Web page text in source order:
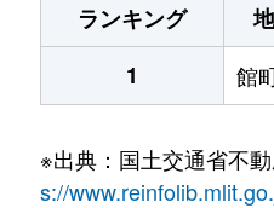
ランキング
1
館
※出典：国土交通省不
s://